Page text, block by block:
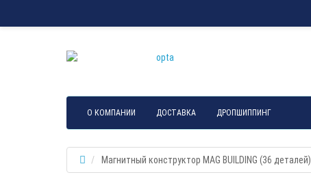
О КОМПАНИИ ДОСТАВКА ДРОПШИППИНГ
Магнитный конструктор MAG BUILDING (36 деталей)